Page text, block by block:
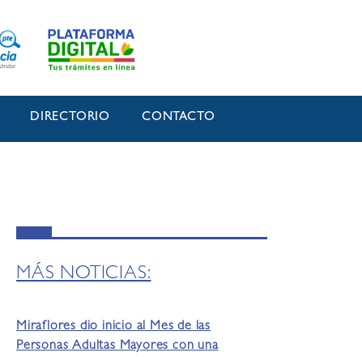
DIRECTORIO CONTACTO
MÁS NOTICIAS:
Miraflores dio inicio al Mes de las
Personas Adultas Mayores con una